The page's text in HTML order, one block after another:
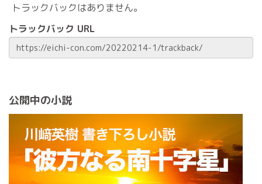
トラックバックはありません。
トラックバック URL
公開中の小説